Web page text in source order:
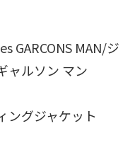
GARCONS MAN/ジ
ャルソン マン
ングジャケット